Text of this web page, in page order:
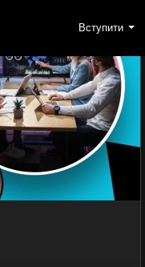
Вступити